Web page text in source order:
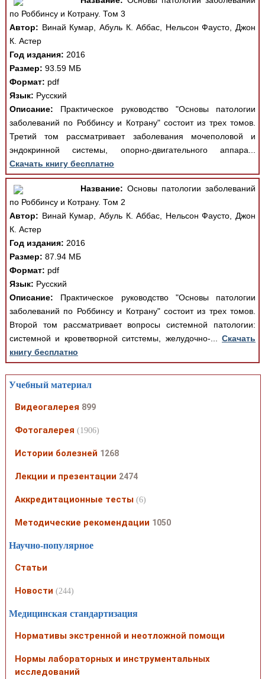
по Роббинсу и Котрану. Том 3
Автор: Винай Кумар, Абуль К. Аббас, Нельсон Фаусто, Джон
К. Астер
Год издания: 2016
Размер: 93.59 МБ
Формат: pdf
Язык: Русский
Описание: Практическое руководство "Основы патологии
заболеваний по Роббинсу и Котрану" состоит из трех томов.
Третий том рассматривает заболевания мочеполовой и
эндокринной системы, опорно-двигательного аппара...
Скачать книгу бесплатно
Название: Основы патологии заболеваний
по Роббинсу и Котрану. Том 2
Автор: Винай Кумар, Абуль К. Аббас, Нельсон Фаусто, Джон
К. Астер
Год издания: 2016
Размер: 87.94 МБ
Формат: pdf
Язык: Русский
Описание: Практическое руководство "Основы патологии
заболеваний по Роббинсу и Котрану" состоит из трех томов.
Второй том рассматривает вопросы системной патологии:
системной и кроветворной ситстемы, желудочно-...Скачать
книгу бесплатно
Учебный материал
Видеогалерея 899
Фотогалерея (1906)
Истории болезней 1268
Лекции и презентации 2474
Аккредитационные тесты (6)
Методические рекомендации 1050
Научно-популярное
Статьи
Новости (244)
Медицинская стандартизация
Нормативы экстренной и неотложной помощи
Нормы лабораторных и инструментальных
исследований